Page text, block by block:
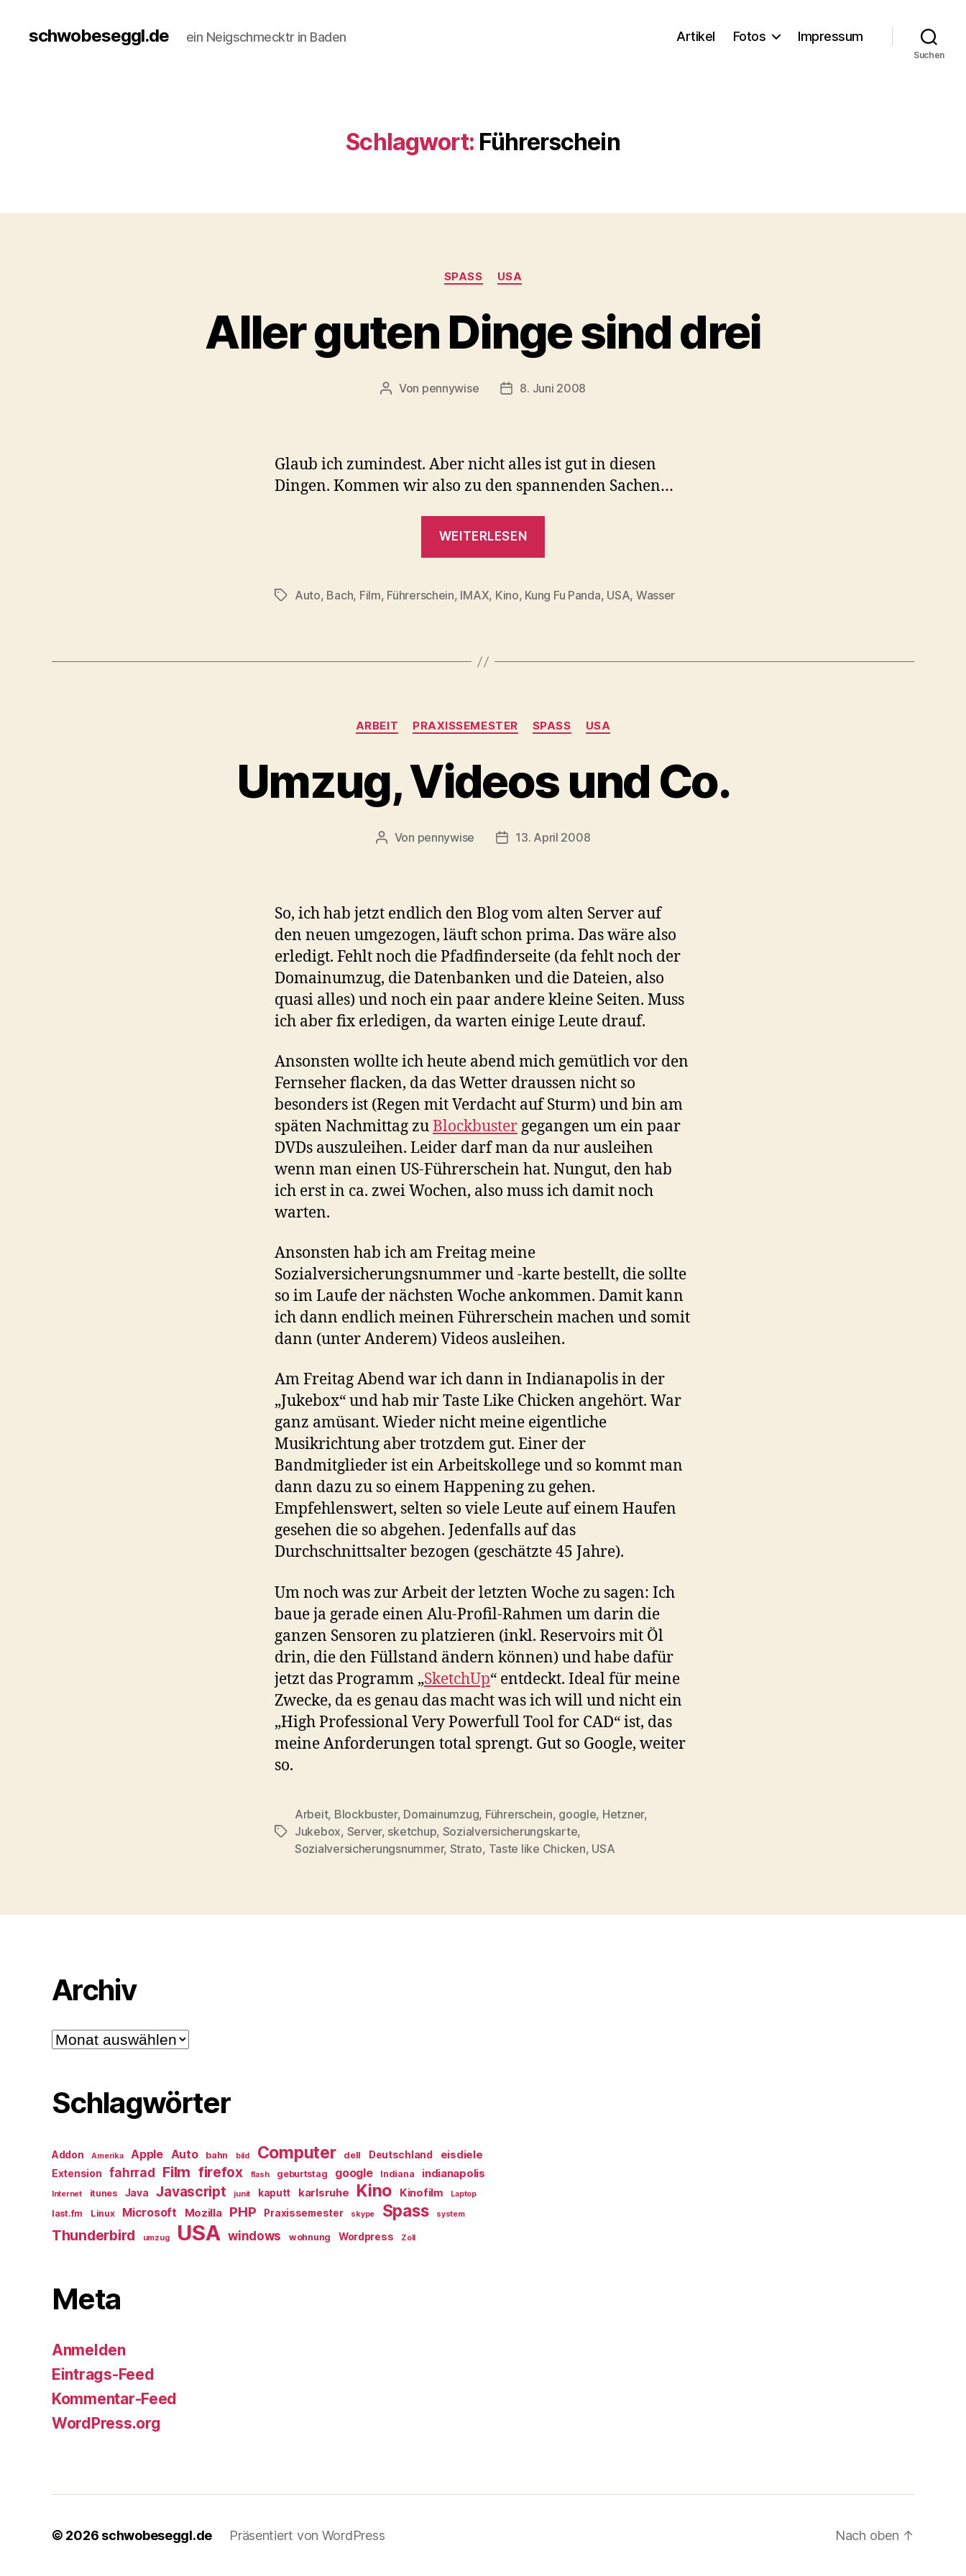
schwobeseggl.de ein Neigschmecktr in Baden Artikel Fotos Impressum
Suchen
Schlagwort: Führerschein
Kategorien
SPASS USA
Aller guten Dinge sind drei
Beitragsautor
Von pennywise Veröffentlichungsdatum
8. Juni 2008
Glaub ich zumindest. Aber nicht alles ist gut in diesen
Dingen. Kommen wir also zu den spannenden Sachen…
WEITERLESEN
sind
Schlagwörter
Auto, Bach, Film, Führerschein, IMAX, Kino, Kung Fu Panda, USA, Wasser
Kategorien
ARBEIT PRAXISSEMESTER SPASS USA
Umzug, Videos und Co.
Beitragsautor
Von pennywise Veröffentlichungsdatum
13. April 2008
So, ich hab jetzt endlich den Blog vom alten Server auf
den neuen umgezogen, läuft schon prima. Das wäre also
erledigt. Fehlt noch die Pfadfinderseite (da fehlt noch der
Domainumzug, die Datenbanken und die Dateien, also
quasi alles) und noch ein paar andere kleine Seiten. Muss
ich aber fix erledigen, da warten einige Leute drauf.
Ansonsten wollte ich heute abend mich gemütlich vor den
Fernseher flacken, da das Wetter draussen nicht so
besonders ist (Regen mit Verdacht auf Sturm) und bin am
späten Nachmittag zuBlockbuster gegangen um ein paar
DVDs auszuleihen. Leider darf man da nur ausleihen
wenn man einen US-Führerschein hat. Nungut, den hab
ich erst in ca. zwei Wochen, also muss ich damit noch
warten.
Ansonsten hab ich am Freitag meine
Sozialversicherungsnummer und -karte bestellt, die sollte
so im Laufe der nächsten Woche ankommen. Damit kann
ich dann endlich meinen Führerschein machen und somit
dann (unter Anderem) Videos ausleihen.
Am Freitag Abend war ich dann in Indianapolis in der
„Jukebox“ und hab mir Taste Like Chicken angehört. War
ganz amüsant. Wieder nicht meine eigentliche
Musikrichtung aber trotzdem gut. Einer der
Bandmitglieder ist ein Arbeitskollege und so kommt man
dann dazu zu so einem Happening zu gehen.
Empfehlenswert, selten so viele Leute auf einem Haufen
gesehen die so abgehen. Jedenfalls auf das
Durchschnittsalter bezogen (geschätzte 45 Jahre).
Um noch was zur Arbeit der letzten Woche zu sagen: Ich
baue ja gerade einen Alu-Profil-Rahmen um darin die
ganzen Sensoren zu platzieren (inkl. Reservoirs mit Öl
drin, die den Füllstand ändern können) und habe dafür
jetzt das Programm „SketchUp“ entdeckt. Ideal für meine
Zwecke, da es genau das macht was ich will und nicht ein
„High Professional Very Powerfull Tool for CAD“ ist, das
meine Anforderungen total sprengt. Gut so Google, weiter
so.
Schlagwörter
Arbeit, Blockbuster, Domainumzug, Führerschein, google, Hetzner,
Jukebox, Server, sketchup, Sozialversicherungskarte,
Sozialversicherungsnummer, Strato, Taste like Chicken, USA
Archiv
Archiv
Schlagwörter
Addon Amerika Apple Auto bahn bild Computer dell Deutschland eisdiele
Extension fahrrad Film firefox flash geburtstag google Indiana indianapolis
Internet itunes Java Javascript junit kaputt karlsruhe Kino Kinofilm Laptop
last.fm Linux Microsoft Mozilla PHP Praxissemester skype Spass system
Thunderbird umzug USA windows wohnung Wordpress Zoll
Meta
Anmelden
Eintrags-Feed
Kommentar-Feed
WordPress.org
© 2026 schwobeseggl.de Präsentiert von WordPress Nach oben ↑